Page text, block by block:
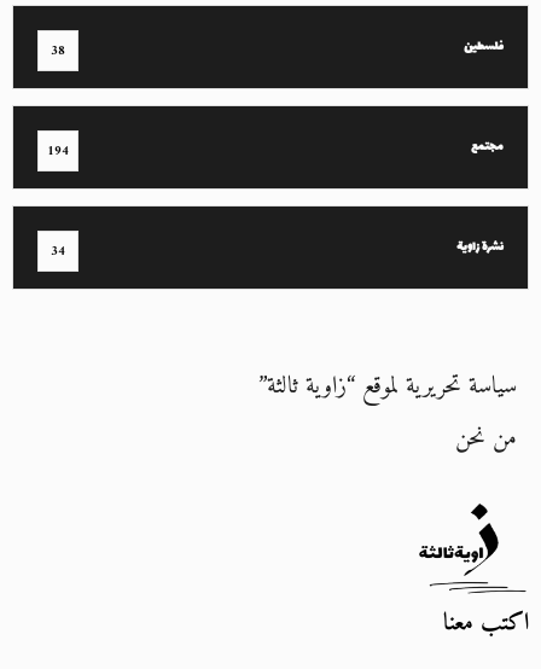
فلسطين 38
مجتمع 194
نشرة زاوية 34
سياسة تحريرية لموقع “زاوية ثالثة”
من نحن
اكتب معنا